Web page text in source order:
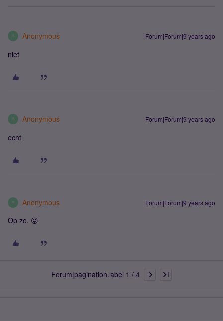
A Anonymous Forum|Forum|9 years ago
niet
A Anonymous Forum|Forum|9 years ago
echt
A Anonymous Forum|Forum|9 years ago
Op zo. 😛
Forum|pagination.label 1 / 4